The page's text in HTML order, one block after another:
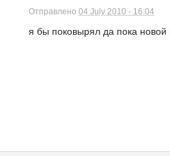
Отправлено 04 July 2010 - 16:04
я бы поковырял да пока новой